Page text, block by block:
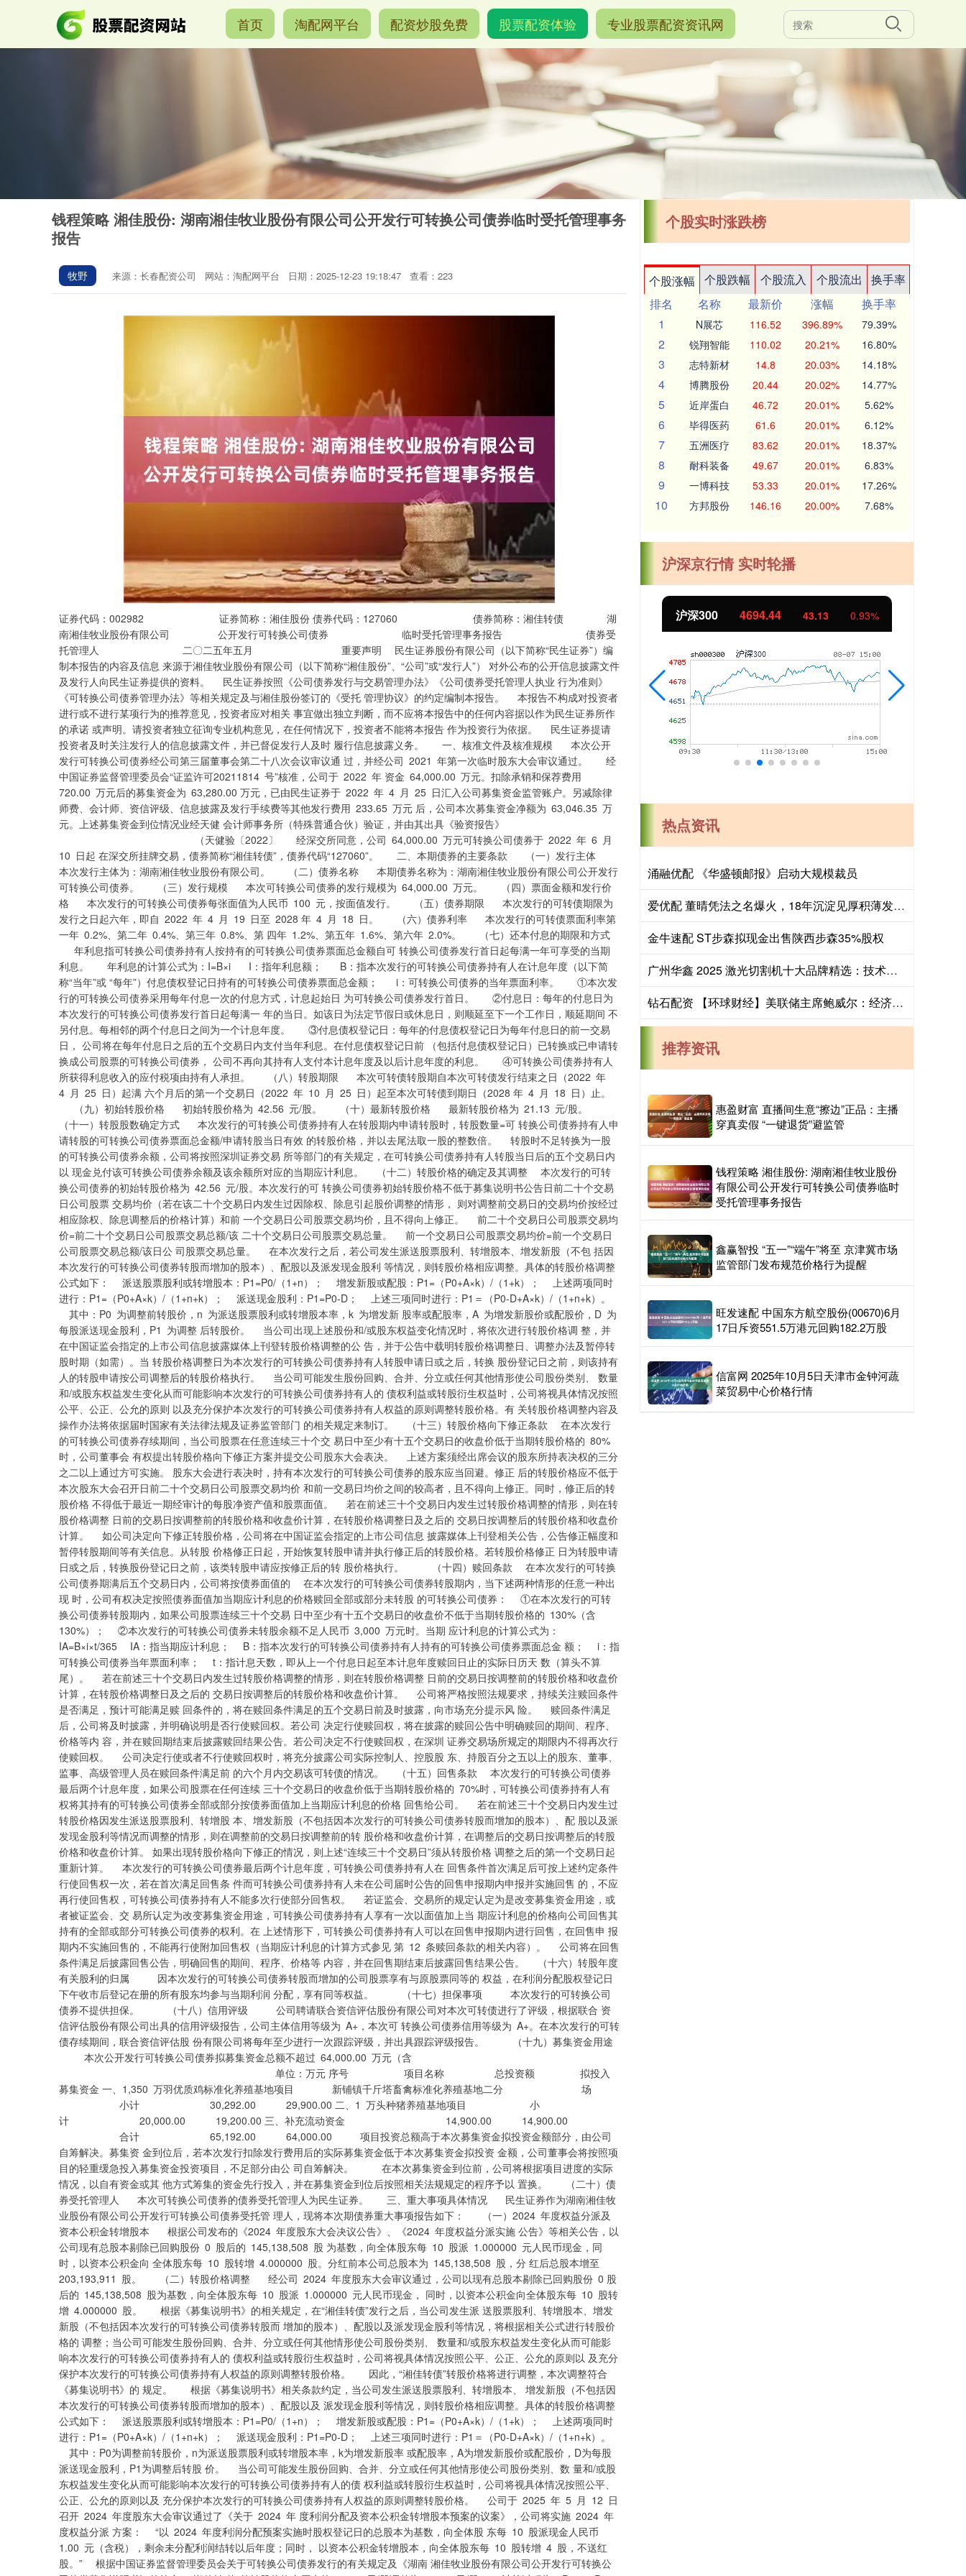
首页 淘配网平台 配资炒股免费 股票配资体验 专业股票配资资讯网
钱程策略 湘佳股份: 湖南湘佳牧业股份有限公司公开发行可转换公司债券临时受托管理事务
报告
牧野 来源：长春配资公司 网站：淘配网平台 日期：2025-12-23 19:18:47 查看：223
证券代码：002982 证券简称：湘佳股份 债券代码：127060 债券简称：湘佳转债 湖
南湘佳牧业股份有限公司 公开发行可转换公司债券 临时受托管理事务报告 债券受
托管理人 二〇二五年五月 重要声明 民生证券股份有限公司（以下简称“民生证券”）编
制本报告的内容及信息 来源于湘佳牧业股份有限公司（以下简称“湘佳股份”、“公司”或“发行人”） 对外公布的公开信息披露文件
及发行人向民生证券提供的资料。 民生证券按照《公司债券发行与交易管理办法》《公司债券受托管理人执业 行为准则》
《可转换公司债券管理办法》等相关规定及与湘佳股份签订的《受托 管理协议》的约定编制本报告。 本报告不构成对投资者
进行或不进行某项行为的推荐意见，投资者应对相关 事宜做出独立判断，而不应将本报告中的任何内容据以作为民生证券所作
的承诺 或声明。请投资者独立征询专业机构意见，在任何情况下，投资者不能将本报告 作为投资行为依据。 民生证券提请
投资者及时关注发行人的信息披露文件，并已督促发行人及时 履行信息披露义务。 一、核准文件及核准规模 本次公开
发行可转换公司债券经公司第三届董事会第二十八次会议审议通 过，并经公司 2021 年第一次临时股东大会审议通过。 经
中国证券监督管理委员会“证监许可20211814 号”核准，公司于 2022 年 资金 64,000.00 万元。扣除承销和保荐费用
720.00 万元后的募集资金为 63,280.00 万元，已由民生证券于 2022 年 4 月 25 日汇入公司募集资金监管账户。另减除律
师费、会计师、资信评级、信息披露及发行手续费等其他发行费用 233.65 万元 后，公司本次募集资金净额为 63,046.35 万
元。上述募集资金到位情况业经天健 会计师事务所（特殊普通合伙）验证，并由其出具《验资报告》
（天健验〔2022〕 经深交所同意，公司 64,000.00 万元可转换公司债券于 2022 年 6 月
10 日起 在深交所挂牌交易，债券简称“湘佳转债”，债券代码“127060”。 二、本期债券的主要条款 （一）发行主体
本次发行主体为：湖南湘佳牧业股份有限公司。 （二）债券名称 本期债券名称为：湖南湘佳牧业股份有限公司公开发行
可转换公司债券。 （三）发行规模 本次可转换公司债券的发行规模为 64,000.00 万元。 （四）票面金额和发行价
格 本次发行的可转换公司债券每张面值为人民币 100 元，按面值发行。 （五）债券期限 本次发行的可转债期限为
发行之日起六年，即自 2022 年 4 月 19 日至 2028 年 4 月 18 日。 （六）债券利率 本次发行的可转债票面利率第
一年 0.2%、第二年 0.4%、第三年 0.8%、第 四年 1.2%、第五年 1.6%、第六年 2.0%。 （七）还本付息的期限和方式
年利息指可转换公司债券持有人按持有的可转换公司债券票面总金额自可 转换公司债券发行首日起每满一年可享受的当期
利息。 年利息的计算公式为：I=B×i I：指年利息额； B：指本次发行的可转换公司债券持有人在计息年度（以下简
称“当年”或 “每年”）付息债权登记日持有的可转换公司债券票面总金额； i：可转换公司债券的当年票面利率。 ①本次发
行的可转换公司债券采用每年付息一次的付息方式，计息起始日 为可转换公司债券发行首日。 ②付息日：每年的付息日为
本次发行的可转换公司债券发行首日起每满一 年的当日。如该日为法定节假日或休息日，则顺延至下一个工作日，顺延期间 不
另付息。每相邻的两个付息日之间为一个计息年度。 ③付息债权登记日：每年的付息债权登记日为每年付息日的前一交易
日， 公司将在每年付息日之后的五个交易日内支付当年利息。在付息债权登记日前 （包括付息债权登记日）已转换或已申请转
换成公司股票的可转换公司债券， 公司不再向其持有人支付本计息年度及以后计息年度的利息。 ④可转换公司债券持有人
所获得利息收入的应付税项由持有人承担。 （八）转股期限 本次可转债转股期自本次可转债发行结束之日（2022 年
4 月 25 日）起满 六个月后的第一个交易日（2022 年 10 月 25 日）起至本次可转债到期日（2028 年 4 月 18 日）止。
（九）初始转股价格 初始转股价格为 42.56 元/股。 （十）最新转股价格 最新转股价格为 21.13 元/股。
（十一）转股股数确定方式 本次发行的可转换公司债券持有人在转股期内申请转股时，转股数量=可 转换公司债券持有人申
请转股的可转换公司债券票面总金额/申请转股当日有效 的转股价格，并以去尾法取一股的整数倍。 转股时不足转换为一股
的可转换公司债券余额，公司将按照深圳证券交易 所等部门的有关规定，在可转换公司债券持有人转股当日后的五个交易日内
以 现金兑付该可转换公司债券余额及该余额所对应的当期应计利息。 （十二）转股价格的确定及其调整 本次发行的可转
换公司债券的初始转股价格为 42.56 元/股。本次发行的可 转换公司债券初始转股价格不低于募集说明书公告日前二十个交易
日公司股票 交易均价（若在该二十个交易日内发生过因除权、除息引起股价调整的情形， 则对调整前交易日的交易均价按经过
相应除权、除息调整后的价格计算）和前 一个交易日公司股票交易均价，且不得向上修正。 前二十个交易日公司股票交易均
价=前二十个交易日公司股票交易总额/该 二十个交易日公司股票交易总量。 前一个交易日公司股票交易均价=前一个交易日
公司股票交易总额/该日公 司股票交易总量。 在本次发行之后，若公司发生派送股票股利、转增股本、增发新股（不包 括因
本次发行的可转换公司债券转股而增加的股本）、配股以及派发现金股利 等情况，则转股价格相应调整。具体的转股价格调整
公式如下： 派送股票股利或转增股本：P1=P0/（1+n）； 增发新股或配股：P1=（P0+A×k）/（1+k）； 上述两项同时
进行：P1=（P0+A×k）/（1+n+k）； 派送现金股利：P1=P0-D； 上述三项同时进行：P1＝（P0-D+A×k）/（1+n+k）。
其中：P0 为调整前转股价，n 为派送股票股利或转增股本率，k 为增发新 股率或配股率，A 为增发新股价或配股价，D 为
每股派送现金股利，P1 为调整 后转股价。 当公司出现上述股份和/或股东权益变化情况时，将依次进行转股价格调 整，并
在中国证监会指定的上市公司信息披露媒体上刊登转股价格调整的公 告，并于公告中载明转股价格调整日、调整办法及暂停转
股时期（如需）。当 转股价格调整日为本次发行的可转换公司债券持有人转股申请日或之后，转换 股份登记日之前，则该持有
人的转股申请按公司调整后的转股价格执行。 当公司可能发生股份回购、合并、分立或任何其他情形使公司股份类别、 数量
和/或股东权益发生变化从而可能影响本次发行的可转换公司债券持有人的 债权利益或转股衍生权益时，公司将视具体情况按照
公平、公正、公允的原则 以及充分保护本次发行的可转换公司债券持有人权益的原则调整转股价格。有 关转股价格调整内容及
操作办法将依据届时国家有关法律法规及证券监管部门 的相关规定来制订。 （十三）转股价格向下修正条款 在本次发行
的可转换公司债券存续期间，当公司股票在任意连续三十个交 易日中至少有十五个交易日的收盘价低于当期转股价格的 80%
时，公司董事会 有权提出转股价格向下修正方案并提交公司股东大会表决。 上述方案须经出席会议的股东所持表决权的三分
之二以上通过方可实施。 股东大会进行表决时，持有本次发行的可转换公司债券的股东应当回避。修正 后的转股价格应不低于
本次股东大会召开日前二十个交易日公司股票交易均价 和前一交易日均价之间的较高者，且不得向上修正。同时，修正后的转
股价格 不得低于最近一期经审计的每股净资产值和股票面值。 若在前述三十个交易日内发生过转股价格调整的情形，则在转
股价格调整 日前的交易日按调整前的转股价格和收盘价计算，在转股价格调整日及之后的 交易日按调整后的转股价格和收盘价
计算。 如公司决定向下修正转股价格，公司将在中国证监会指定的上市公司信息 披露媒体上刊登相关公告，公告修正幅度和
暂停转股期间等有关信息。从转股 价格修正日起，开始恢复转股申请并执行修正后的转股价格。若转股价格修正 日为转股申请
日或之后，转换股份登记日之前，该类转股申请应按修正后的转 股价格执行。 （十四）赎回条款 在本次发行的可转换
公司债券期满后五个交易日内，公司将按债券面值的 在本次发行的可转换公司债券转股期内，当下述两种情形的任意一种出
现 时，公司有权决定按照债券面值加当期应计利息的价格赎回全部或部分未转股 的可转换公司债券： ①在本次发行的可转
换公司债券转股期内，如果公司股票连续三十个交易 日中至少有十五个交易日的收盘价不低于当期转股价格的 130%（含
130%）； ②本次发行的可转换公司债券未转股余额不足人民币 3,000 万元时。当期 应计利息的计算公式为：
IA=B×i×t/365 IA：指当期应计利息； B：指本次发行的可转换公司债券持有人持有的可转换公司债券票面总金 额； i：指
可转换公司债券当年票面利率； t：指计息天数，即从上一个付息日起至本计息年度赎回日止的实际日历天 数（算头不算
尾）。 若在前述三十个交易日内发生过转股价格调整的情形，则在转股价格调整 日前的交易日按调整前的转股价格和收盘价
计算，在转股价格调整日及之后的 交易日按调整后的转股价格和收盘价计算。 公司将严格按照法规要求，持续关注赎回条件
是否满足，预计可能满足赎 回条件的，将在赎回条件满足的五个交易日前及时披露，向市场充分提示风 险。 赎回条件满足
后，公司将及时披露，并明确说明是否行使赎回权。若公司 决定行使赎回权，将在披露的赎回公告中明确赎回的期间、程序、
价格等内 容，并在赎回期结束后披露赎回结果公告。若公司决定不行使赎回权，在深圳 证券交易场所规定的期限内不得再次行
使赎回权。 公司决定行使或者不行使赎回权时，将充分披露公司实际控制人、控股股 东、持股百分之五以上的股东、董事、
监事、高级管理人员在赎回条件满足前 的六个月内交易该可转债的情况。 （十五）回售条款 本次发行的可转换公司债券
最后两个计息年度，如果公司股票在任何连续 三十个交易日的收盘价低于当期转股价格的 70%时，可转换公司债券持有人有
权将其持有的可转换公司债券全部或部分按债券面值加上当期应计利息的价格 回售给公司。 若在前述三十个交易日内发生过
转股价格因发生派送股票股利、转增股 本、增发新股（不包括因本次发行的可转换公司债券转股而增加的股本）、配 股以及派
发现金股利等情况而调整的情形，则在调整前的交易日按调整前的转 股价格和收盘价计算，在调整后的交易日按调整后的转股
价格和收盘价计算。 如果出现转股价格向下修正的情况，则上述“连续三十个交易日”须从转股价格 调整之后的第一个交易日起
重新计算。 本次发行的可转换公司债券最后两个计息年度，可转换公司债券持有人在 回售条件首次满足后可按上述约定条件
行使回售权一次，若在首次满足回售条 件而可转换公司债券持有人未在公司届时公告的回售申报期内申报并实施回售 的，不应
再行使回售权，可转换公司债券持有人不能多次行使部分回售权。 若证监会、交易所的规定认定为是改变募集资金用途，或
者被证监会、交 易所认定为改变募集资金用途，可转换公司债券持有人享有一次以面值加上当 期应计利息的价格向公司回售其
持有的全部或部分可转换公司债券的权利。在 上述情形下，可转换公司债券持有人可以在回售申报期内进行回售，在回售申 报
期内不实施回售的，不能再行使附加回售权（当期应计利息的计算方式参见 第 12 条赎回条款的相关内容）。 公司将在回售
条件满足后披露回售公告，明确回售的期间、程序、价格等 内容，并在回售期结束后披露回售结果公告。 （十六）转股年度
有关股利的归属 因本次发行的可转换公司债券转股而增加的公司股票享有与原股票同等的 权益，在利润分配股权登记日
下午收市后登记在册的所有股东均参与当期利润 分配，享有同等权益。 （十七）担保事项 本次发行的可转换公司
债券不提供担保。 （十八）信用评级 公司聘请联合资信评估股份有限公司对本次可转债进行了评级，根据联合 资
信评估股份有限公司出具的信用评级报告，公司主体信用等级为 A+，本次可 转换公司债券信用等级为 A+。在本次发行的可转
债存续期间，联合资信评估股 份有限公司将每年至少进行一次跟踪评级，并出具跟踪评级报告。 （十九）募集资金用途
本次公开发行可转换公司债券拟募集资金总额不超过 64,000.00 万元（含
单位：万元 序号 项目名称 总投资额 拟投入
募集资金 一、1,350 万羽优质鸡标准化养殖基地项目 新铺镇千斤塔畜禽标准化养殖基地二分 场
小计 30,292.00 29,900.00 二、1 万头种猪养殖基地项目 小
计 20,000.00 19,200.00 三、补充流动资金 14,900.00 14,900.00
合计 65,192.00 64,000.00 项目投资总额高于本次募集资金拟投资金额部分，由公司
自筹解决。募集资 金到位后，若本次发行扣除发行费用后的实际募集资金低于本次募集资金拟投资 金额，公司董事会将按照项
目的轻重缓急投入募集资金投资项目，不足部分由公 司自筹解决。 在本次募集资金到位前，公司将根据项目进度的实际
情况，以自有资金或其 他方式筹集的资金先行投入，并在募集资金到位后按照相关法规规定的程序予以 置换。 （二十）债
券受托管理人 本次可转换公司债券的债券受托管理人为民生证券。 三、重大事项具体情况 民生证券作为湖南湘佳牧
业股份有限公司公开发行可转换公司债券受托管 理人，现将本次期债券重大事项报告如下： （一）2024 年度权益分派及
资本公积金转增股本 根据公司发布的《2024 年度股东大会决议公告》、《2024 年度权益分派实施 公告》等相关公告，以
公司现有总股本剔除已回购股份 0 股后的 145,138,508 股 为基数，向全体股东每 10 股派 1.000000 元人民币现金，同
时，以资本公积金向 全体股东每 10 股转增 4.000000 股。分红前本公司总股本为 145,138,508 股，分 红后总股本增至
203,193,911 股。 （二）转股价格调整 经公司 2024 年度股东大会审议通过，公司以现有总股本剔除已回购股份 0 股
后的 145,138,508 股为基数，向全体股东每 10 股派 1.000000 元人民币现金， 同时，以资本公积金向全体股东每 10 股转
增 4.000000 股。 根据《募集说明书》的相关规定，在“湘佳转债”发行之后，当公司发生派 送股票股利、转增股本、增发
新股（不包括因本次发行的可转换公司债券转股而 增加的股本）、配股以及派发现金股利等情况，将根据相关公式进行转股价
格的 调整；当公司可能发生股份回购、合并、分立或任何其他情形使公司股份类别、 数量和/或股东权益发生变化从而可能影
响本次发行的可转换公司债券持有人的 债权利益或转股衍生权益时，公司将视具体情况按照公平、公正、公允的原则以 及充分
保护本次发行的可转换公司债券持有人权益的原则调整转股价格。 因此，“湘佳转债”转股价格将进行调整，本次调整符合
《募集说明书》的 规定。 根据《募集说明书》相关条款约定，当公司发生派送股票股利、转增股本、 增发新股（不包括因
本次发行的可转换公司债券转股而增加的股本）、配股以及 派发现金股利等情况，则转股价格相应调整。具体的转股价格调整
公式如下： 派送股票股利或转增股本：P1=P0/（1+n）； 增发新股或配股：P1=（P0+A×k）/（1+k）； 上述两项同时
进行：P1=（P0+A×k）/（1+n+k）； 派送现金股利：P1=P0-D； 上述三项同时进行：P1＝（P0-D+A×k）/（1+n+k）。
其中：P0为调整前转股价，n为派送股票股利或转增股本率，k为增发新股率 或配股率，A为增发新股价或配股价，D为每股
派送现金股利，P1为调整后转股 价。 当公司可能发生股份回购、合并、分立或任何其他情形使公司股份类别、数 量和/或股
东权益发生变化从而可能影响本次发行的可转换公司债券持有人的债 权利益或转股衍生权益时，公司将视具体情况按照公平、
公正、公允的原则以及 充分保护本次发行的可转换公司债券持有人权益的原则调整转股价格。 公司于 2025 年 5 月 12 日
召开 2024 年度股东大会审议通过了《关于 2024 年 度利润分配及资本公积金转增股本预案的议案》，公司将实施 2024 年
度权益分派 方案： “以 2024 年度利润分配预案实施时股权登记日的总股本为基数，向全体股 东每 10 股派现金人民币
1.00 元（含税），剩余未分配利润结转以后年度；同时， 以资本公积金转增股本，向全体股东每 10 股转增 4 股，不送红
股。” 根据中国证券监督管理委员会关于可转换公司债券发行的有关规定及《湖南 湘佳牧业股份有限公司公开发行可转换公
个股实时涨跌榜
个股涨幅 个股跌幅 个股流入 个股流出
换手率
排名
名称 最新价 涨幅
换手率
1
N展芯 116.52 396.89% 79.39%
2 锐翔智能 110.02 20.21% 16.80%
3 志特新材 14.8 20.03% 14.18%
4 博腾股份 20.44 20.02% 14.77%
5 近岸蛋白 46.72 20.01% 5.62%
6 毕得医药 61.6 20.01% 6.12%
7 五洲医疗 83.62 20.01% 18.37%
8 耐科装备 49.67 20.01% 6.83%
9 一博科技 53.33 20.01% 17.26%
10 方邦股份 146.16 20.00% 7.68%
沪深京行情 实时轮播
1.02% 深证成指 14311.01 200.89 1.42% 4694.44 43.13 北证50 1134.24 11.37 1.01%
热点资讯
涌融优配 《华盛顿邮报》启动大规模裁员
爱优配 董晴凭法之名爆火，18年沉淀见厚积薄发，蕴含深厚文化智慧_生活_小角色_表演
金牛速配 ST步森拟现金出售陕西步森35%股权
广州华鑫 2025 激光切割机十大品牌精选：技术、场景与口碑全方位指南
钻石配资 【环球财经】美联储主席鲍威尔：经济数据缺失可能构成12月暂停利率调整的理由
推荐资讯
惠盈财富 直播间生意“擦边”正品：主播
穿真卖假 “一键退货”避监管
钱程策略 湘佳股份: 湖南湘佳牧业股份
有限公司公开发行可转换公司债券临时
受托管理事务报告
鑫赢智投 “五一”“端午”将至 京津冀市场
监管部门发布规范价格行为提醒
旺发速配 中国东方航空股份(00670)6月
17日斥资551.5万港元回购182.2万股
信富网 2025年10月5日天津市金钟河蔬
菜贸易中心价格行情